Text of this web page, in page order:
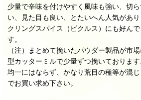
少量で辛味を付けやすく風味も強い、切
い、見た目も良い、とたいへん人気があ
クリングスパイス（ピクルス）にも好ん
す。
（注）まとめて挽いたパウダー製品が市
型カッターミルで少量ずつ挽いておりま
均一にはならず、かなり荒目の種等が混
でお買い求め下さい。